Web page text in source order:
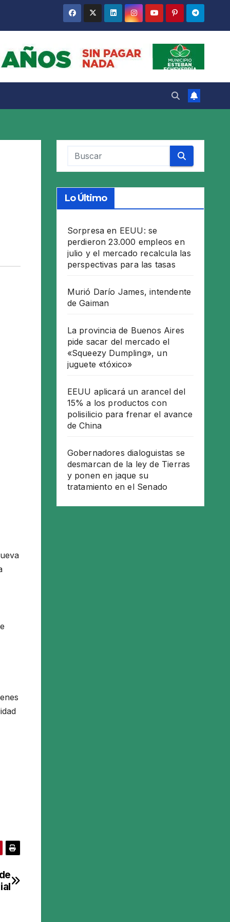
Lo Último
Sorpresa en EEUU: se
perdieron 23.000 empleos en
julio y el mercado recalcula las
perspectivas para las tasas
Murió Darío James, intendente
de Gaiman
La provincia de Buenos Aires
pide sacar del mercado el
«Squeezy Dumpling», un
juguete «tóxico»
EEUU aplicará un arancel del
15% a los productos con
polisilicio para frenar el avance
de China
Gobernadores dialoguistas se
desmarcan de la ley de Tierras
y ponen en jaque su
tratamiento en el Senado